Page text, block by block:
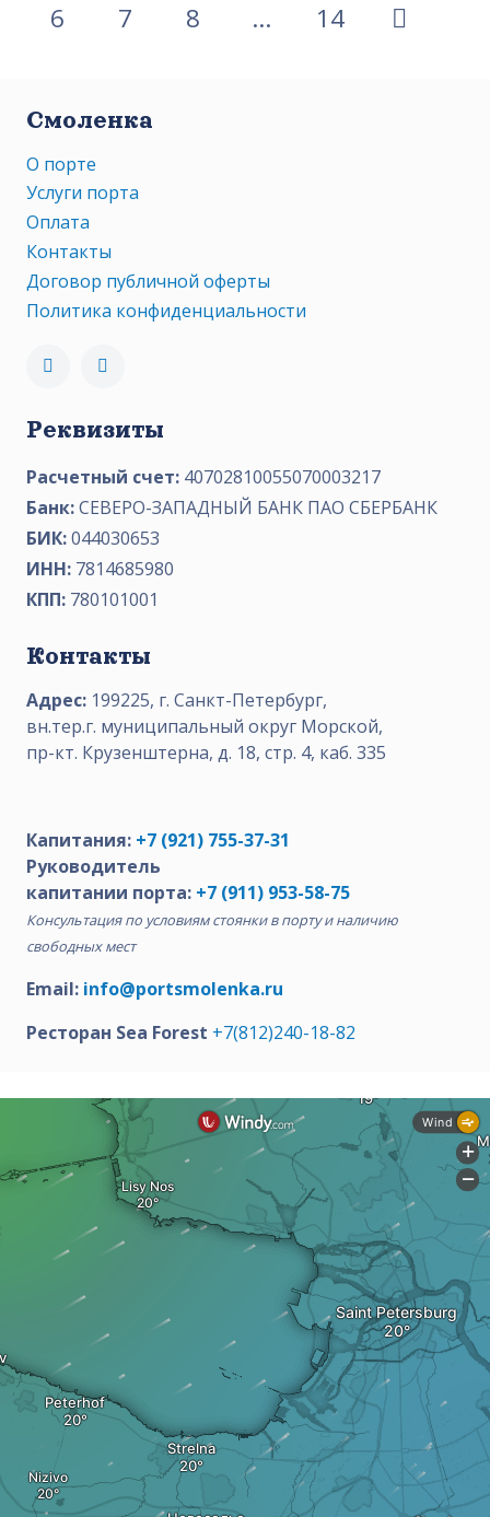
6 7 8 … 14
Смоленка
О порте
Услуги порта
Оплата
Контакты
Договор публичной оферты
Политика конфиденциальности
Реквизиты
Расчетный счет: 40702810055070003217
Банк:СЕВЕРО-ЗАПАДНЫЙ БАНК ПАО СБЕРБАНК
БИК:044030653
ИНН: 7814685980
КПП: 780101001
Контакты
Адрес: 199225, г. Санкт-Петербург,
вн.тер.г. муниципальный округ Морской,
пр-кт. Крузенштерна, д. 18, стр. 4, каб. 335
Капитания: +7 (921) 755-37-31
Руководитель
капитании порта: +7 (911) 953-58-75
Консультация по условиям стоянки в порту и наличию
свободных мест
Email: info@portsmolenka.ru
Ресторан Sea Forest +7(812)240-18-82